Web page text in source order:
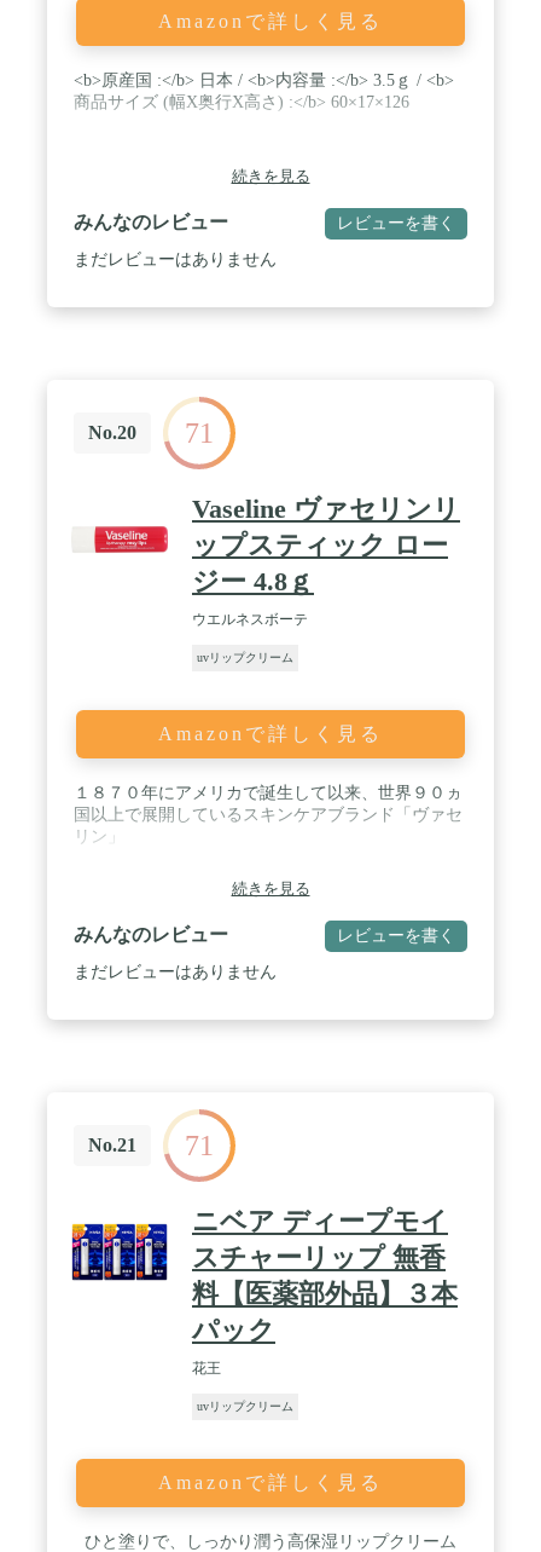
Amazonで詳しく見る
<b>原産国 :</b> 日本 / <b>内容量 :</b> 3.5ｇ / <b>
商品サイズ (幅X奥行X高さ) :</b> 60×17×126
続きを見る
みんなのレビュー レビューを書く
まだレビューはありません
No.20 71
Vaseline ヴァセリンリ
ップスティック ロー
ジー 4.8ｇ
ウエルネスボーテ
uvリップクリーム
Amazonで詳しく見る
１８７０年にアメリカで誕生して以来、世界９０ヵ
国以上で展開しているスキンケアブランド「ヴァセ
リン」
続きを見る
みんなのレビュー レビューを書く
まだレビューはありません
No.21 71
ニベア ディープモイ
スチャーリップ 無香
料【医薬部外品】３本
パック
花王
uvリップクリーム
Amazonで詳しく見る
ひと塗りで、しっかり潤う高保湿リップクリーム